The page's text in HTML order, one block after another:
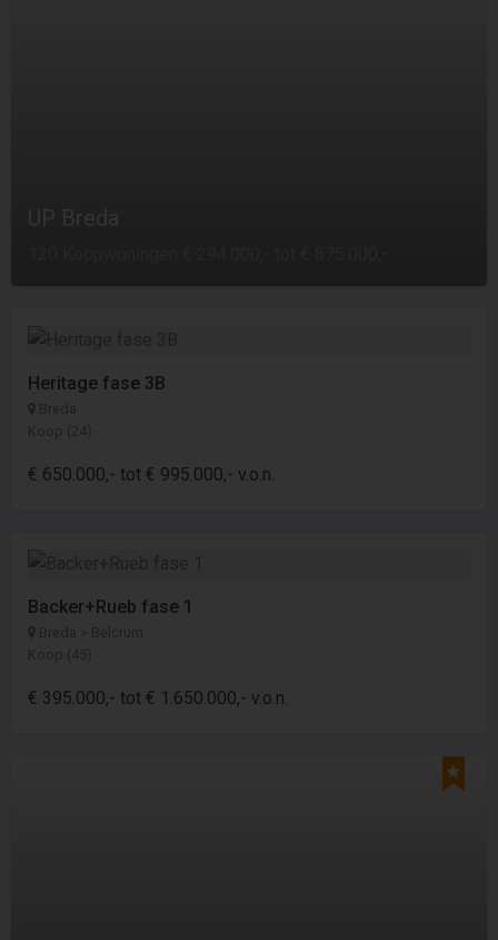
Heritage fase 3B
Breda
Koop (24)
€ 650.000,- tot € 995.000,- v.o.n.
Backer+Rueb fase 1
Breda > Belcrum
Koop (45)
€ 395.000,- tot € 1.650.000,- v.o.n.